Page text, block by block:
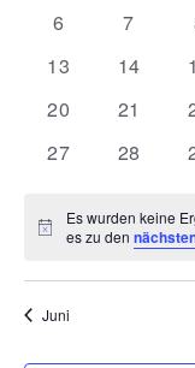
0
6
0
7
0
13
0
14
0
0
20
0
21
0
27
0
28
Hinweis
Es wurden keine
es zu den
Juni